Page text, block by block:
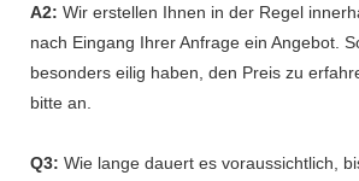
A2: Wir erstellen Ihnen in der Regel
nach Eingang Ihrer Anfrage ein Angebot.
besonders eilig haben, den Preis zu
bitte an.
Q3: Wie lange dauert es voraussichtlich,